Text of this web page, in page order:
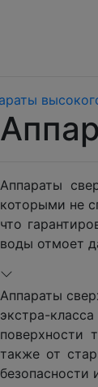
Аппараты
которыми не
что
воды отмоет
Аппараты
экстра-
поверхности
также от
безопасности